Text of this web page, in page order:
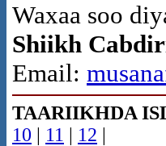
Waxaa soo
Shiikh
Email:
TAARIIKHDA
10 | 11 | 12 |